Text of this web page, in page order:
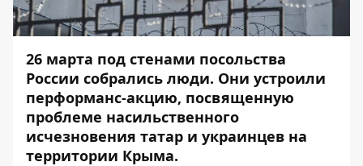
26 марта под стенами посольства
России собрались люди. Они устроили
перформанс-акцию, посвященную
проблеме насильственного
исчезновения татар и украинцев на
территории Крыма.